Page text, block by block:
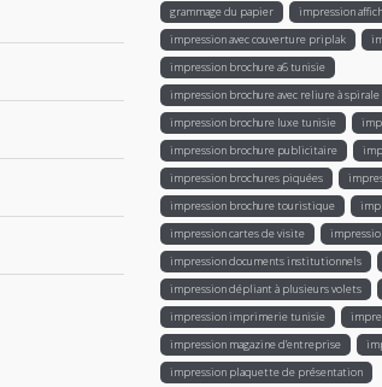
grammage du papier
impression
impression avec couverture priplak
impression brochure a6 tunisie
impression brochure avec reliure à
impression brochure luxe tunisie
impression brochure publicitaire
impression brochures piquées
impression brochure touristique
impression cartes de visite
impression documents institutionnels
impression dépliant à plusieurs volets
impression imprimerie tunisie
impression magazine d’entreprise
impression plaquette de présentation